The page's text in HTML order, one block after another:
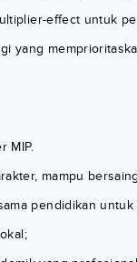
effect untuk
yang
MIP.
mampu
pendidikan